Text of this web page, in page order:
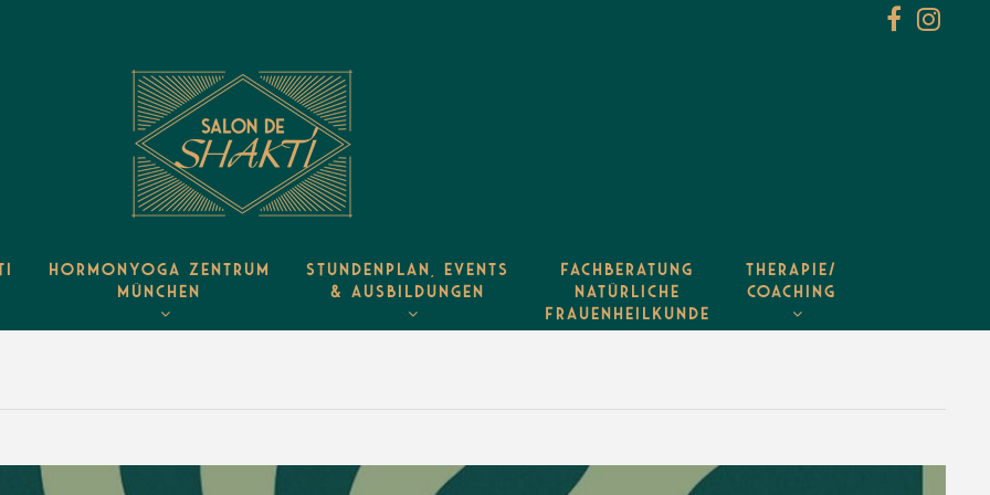
HORMONYOGA ZENTRUM
MÜNCHEN
STUNDENPLAN, EVENTS
& AUSBILDUNGEN
FACHBERATUNG
NATÜRLICHE
FRAUENHEILKUNDE
THERAPIE/
COACHING